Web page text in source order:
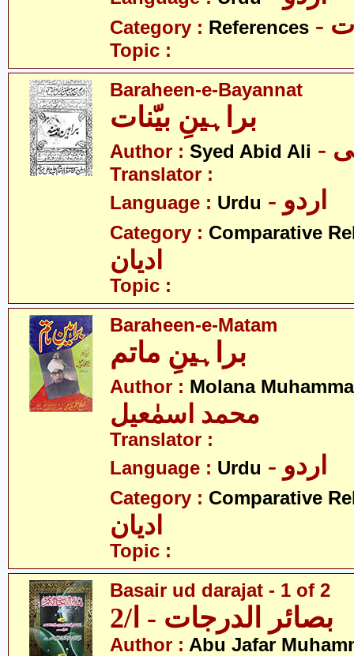
Category : References
Topic :
Baraheen-e-Bayannat
براہینِ بیّنات
Author : Syed Abid Ali
Translator :
Language : Urdu - اردو
Category : Comparative
ادیان
Topic :
Baraheen-e-Matam
براہینِ ماتم
Author : Molana
محمد اسمٰعیل
Translator :
Language : Urdu - اردو
Category : Comparative
ادیان
Topic :
Basair ud darajat - 1 of 2
بصائر الدرجات - ا/2
Author : Abu Jafar